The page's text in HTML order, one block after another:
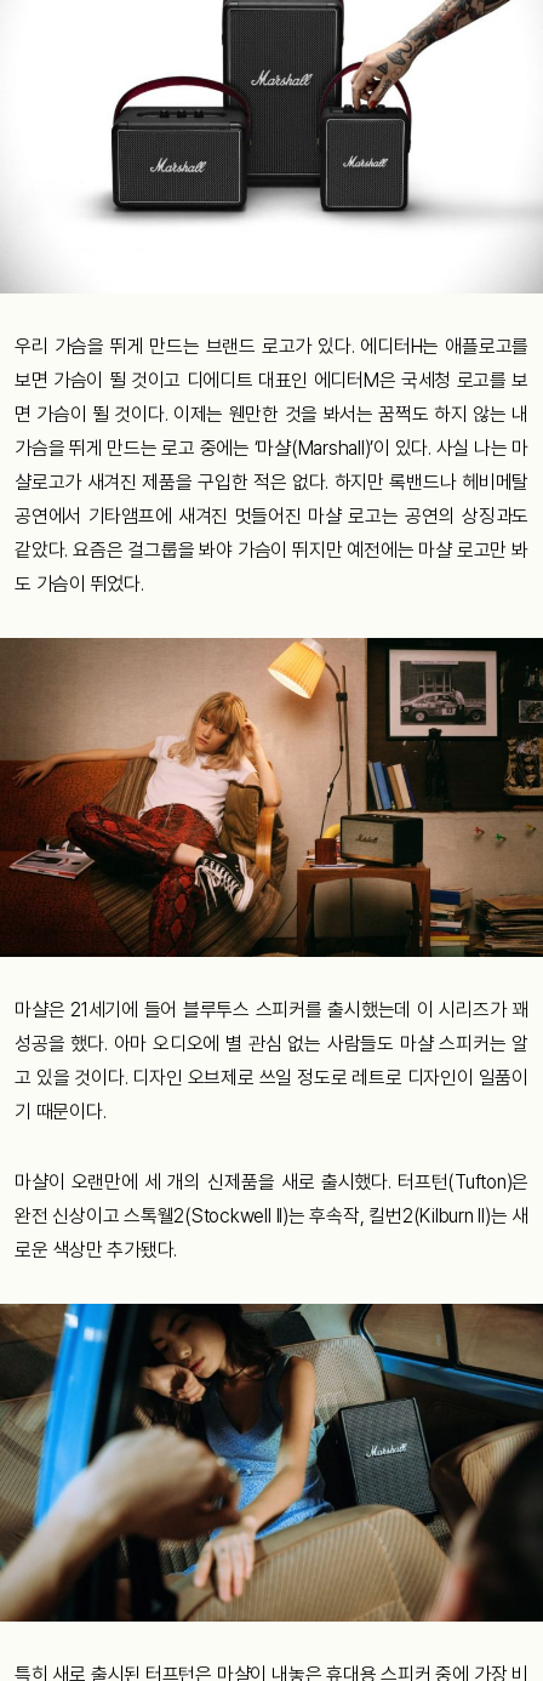
우리 가슴을 뛰게 만드는 브랜드 로고가 있다. 에디터H는 애플로고를
보면 가슴이 뛸 것이고 디에디트 대표인 에디터M은 국세청 로고를 보
면 가슴이 뛸 것이다. 이제는 웬만한 것을 봐서는 꿈쩍도 하지 않는 내
가슴을 뛰게 만드는 로고 중에는 ‘마샬(Marshall)’이 있다. 사실 나는 마
샬로고가 새겨진 제품을 구입한 적은 없다. 하지만 록밴드나 헤비메탈
공연에서 기타앰프에 새겨진 멋들어진 마샬 로고는 공연의 상징과도
같았다. 요즘은 걸그룹을 봐야 가슴이 뛰지만 예전에는 마샬 로고만 봐
도 가슴이 뛰었다.
마샬은 21세기에 들어 블루투스 스피커를 출시했는데 이 시리즈가 꽤
성공을 했다. 아마 오디오에 별 관심 없는 사람들도 마샬 스피커는 알
고 있을 것이다. 디자인 오브제로 쓰일 정도로 레트로 디자인이 일품이
기 때문이다.
마샬이 오랜만에 세 개의 신제품을 새로 출시했다. 터프턴(Tufton)은
완전 신상이고 스톡웰2(Stockwell II)는 후속작, 킬번2(Kilburn II)는 새
로운 색상만 추가됐다.
특히 새로 출시된 터프턴은 마샬이 내놓은 휴대용 스피커 중에 가장 비